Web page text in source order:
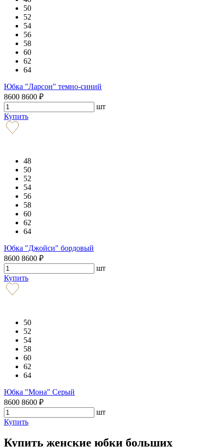
50
52
54
56
58
60
62
64
Юбка "Ларсон" темно-синий
8600 8600 ₽
шт
Купить
48
50
52
54
56
58
60
62
64
Юбка "Джойси" бордовый
8600 8600 ₽
шт
Купить
50
52
54
58
60
62
64
Юбка "Мона" Серый
8600 8600 ₽
шт
Купить
Купить женские юбки больших